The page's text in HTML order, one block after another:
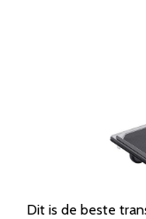
Dit is de beste